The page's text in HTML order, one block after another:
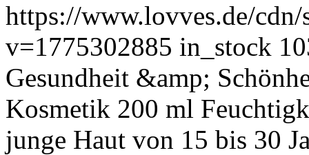
https://www.lovves.de/
v=1775302885 in_stock
Gesundheit &amp;
Kosmetik 200 ml
junge Haut von 15 bis 30